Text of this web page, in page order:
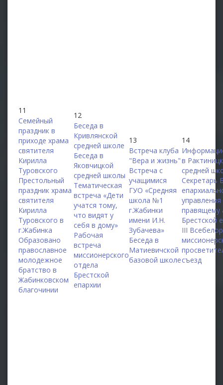
11
Семейный
праздник в
приходе храма
святителя
Кирилла
Туровского
Престольный
праздник храма
святителя
Кирилла
Туровского в
г.Жабинка
Образовано
православное
молодежное
братство в
Жабинковском
благочинии
12
Беседа в
Кривлянской
средней школе
Беседа в
Яковчицкой
средней школы
Тематическая
встреча «Дети
учатся тому,
что видят у
себя в дому»
Рабочая
встреча
миссионерского
отдела
Брестской
епархии
13
Встреча клуба
"Вера и жизнь"
Встреча с
учащимися
ГУО «Средняя
школа №1
г.Жабинки
имени И.Н.
Зубачева»
Беседа в
Матиевичской
базовой школе
14
в
средней
Секретарь
правящему
Брестской
III
съезд